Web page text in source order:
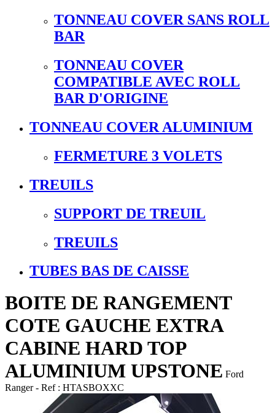
TONNEAU COVER SANS ROLL
BAR
TONNEAU COVER
COMPATIBLE AVEC ROLL
BAR D'ORIGINE
TONNEAU COVER ALUMINIUM
FERMETURE 3 VOLETS
TREUILS
SUPPORT DE TREUIL
TREUILS
TUBES BAS DE CAISSE
BOITE DE RANGEMENT
COTE GAUCHE EXTRA
CABINE HARD TOP
ALUMINIUM UPSTONE Ford
Ranger- Ref : HTASBOXXC